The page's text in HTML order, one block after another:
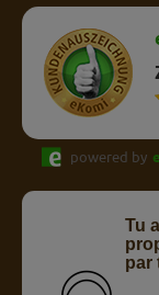
powered by
Tu
par